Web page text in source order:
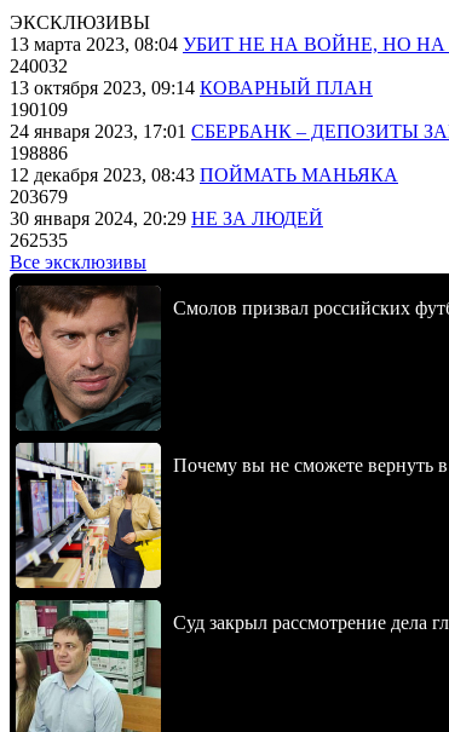
ЭКСКЛЮЗИВЫ
13 марта 2023, 08:04 УБИТ НЕ НА ВОЙНЕ, НО НА
240032
13 октября 2023, 09:14 КОВАРНЫЙ ПЛАН
190109
24 января 2023, 17:01 СБЕРБАНК – ДЕПОЗИТЫ
198886
12 декабря 2023, 08:43 ПОЙМАТЬ МАНЬЯКА
203679
30 января 2024, 20:29 НЕ ЗА ЛЮДЕЙ
262535
Все эксклюзивы
Смолов призвал российских
Почему вы не сможете вернуть
Суд закрыл рассмотрение дела